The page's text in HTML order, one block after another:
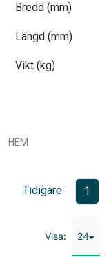
Bredd (mm)
Längd (mm)
Vikt (kg)
HEM
Tidigare 1
Visa: 24